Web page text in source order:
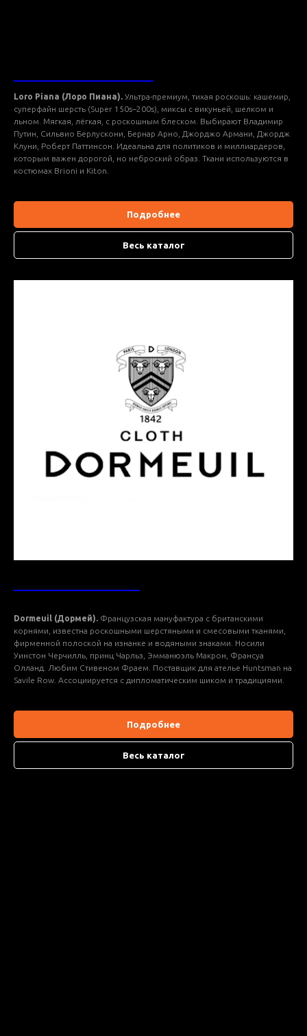
Loro Piana (Лоро Пиана). Ультра-премиум, тихая роскошь: кашемир,
суперфайн шерсть (Super 150s–200s), миксы с викуньей, шелком и
льном. Мягкая, лёгкая, с роскошным блеском. Выбирают Владимир
Путин, Сильвио Берлускони, Бернар Арно, Джорджо Армани, Джордж
Клуни, Роберт Паттинсон. Идеальна для политиков и миллиардеров,
которым важен дорогой, но неброский образ. Ткани используются в
костюмах Brioni и Kiton.
Подробнее
Весь каталог
Dormeuil (Дормей). Французская мануфактура с британскими
корнями, известна роскошными шерстяными и смесовыми тканями,
фирменной полоской на изнанке и водяными знаками. Носили
Уинстон Черчилль, принц Чарльз, Эмманюэль Макрон, Франсуа
Олланд. Любим Стивеном Фраем. Поставщик для ателье Huntsman на
Savile Row. Ассоциируется с дипломатическим шиком и традициями.
Подробнее
Весь каталог